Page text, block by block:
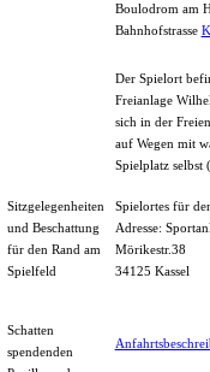
Boulodrom am
Bahnhofstrasse
Der Spielort
Freianlage
sich in der
auf Wegen mit
Spielplatz selbst
Sitzgelegenheiten
und Beschattung
für den Rand am
Spielfeld
Spielortes für
Adresse:
Mörikestr.38
34125 Kassel
Schatten
spendenden